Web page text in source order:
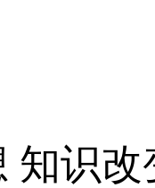
知识改